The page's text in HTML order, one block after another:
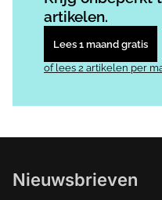
artikelen.
Lees 1 maand gratis
of lees 2 artikelen per
Nieuwsbrieven